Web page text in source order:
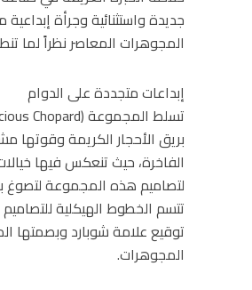
جديدة واستثنائية وجرأة
المجوهرات المعاصر نظراً لما
إبداعات متجددة على الدوام
بريق الأحجار الكريمة وقوتها
الفاخرة، حيث تنعكس فيها
لتصاميم هذه المجموعة لتصوغ
تتسم الخطوط الهيكلية
توقيع علامة شوبارد وبصمتها
المجوهرات.